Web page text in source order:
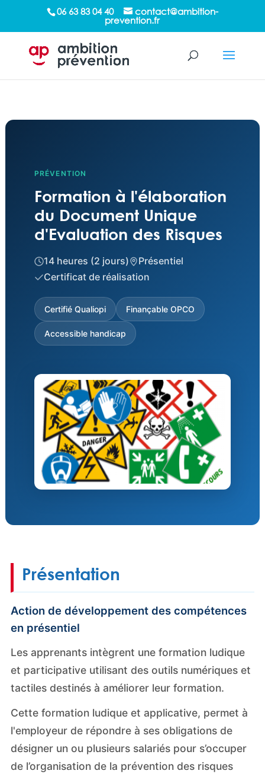
/*sticky sidebar*/06 63 83 04 40
contact@ambition-
prevention.fr
PRÉVENTION
Formation à l'élaboration
du Document Unique
d'Evaluation des Risques
14 heures (2 jours)
Présentiel
Certificat de réalisation
Certifié Qualiopi Finançable OPCO
Accessible handicap
Présentation
Action de développement des compétences
en présentiel
Les apprenants intègrent une formation ludique
et participative utilisant des outils numériques et
tactiles destinés à améliorer leur formation.
Cette formation ludique et applicative, permet à
l'employeur de répondre à ses obligations de
désigner un ou plusieurs salariés pour s’occuper
de l’organisation de la prévention des risques